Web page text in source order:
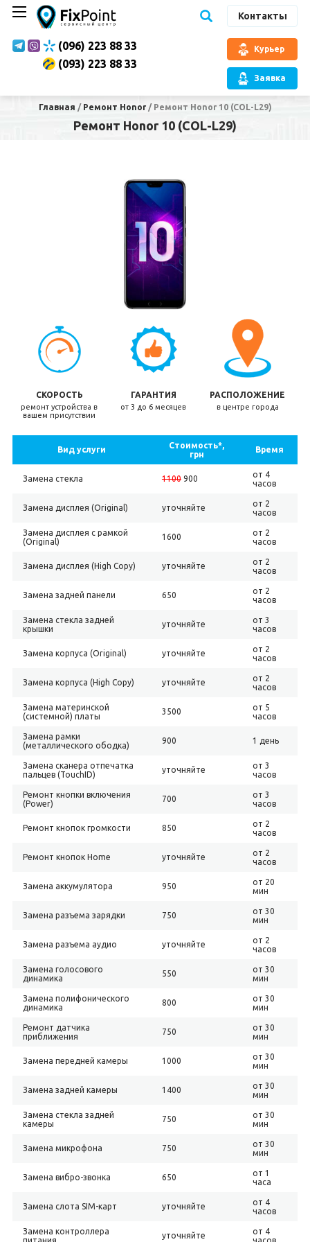
Контакты
(096) 223 88 33
(093) 223 88 33
Курьер
Заявка
Главная / Ремонт Honor/ Ремонт Honor 10 (COL-L29)
Ремонт Honor 10 (COL-L29)
СКОРОСТЬ
ремонт устройства в
вашем присутствии
ГАРАНТИЯ
от 3 до 6 месяцев
РАСПОЛОЖЕНИЕ
в центре города
Вид услуги
Стоимость*,
грн
Время
Замена стекла 1100900
от 4
часов
Замена дисплея (Original) уточняйте
от 2
часов
Замена дисплея с рамкой
(Original)
1600
от 2
часов
Замена дисплея (High Copy) уточняйте
от 2
часов
Замена задней панели 650
от 2
часов
Замена стекла задней
крышки
уточняйте
от 3
часов
Замена корпуса (Original) уточняйте
от 2
часов
Замена корпуса (High Copy) уточняйте
от 2
часов
Замена материнской
(системной) платы
3500
от 5
часов
Замена рамки
(металлического ободка)
900 1 день
Замена сканера отпечатка
пальцев (TouchID)
уточняйте
от 3
часов
Ремонт кнопки включения
(Power)
700
от 3
часов
Ремонт кнопок громкости 850
от 2
часов
Ремонт кнопок Home уточняйте
от 2
часов
Замена аккумулятора 950
от 20
мин
Замена разъема зарядки 750
от 30
мин
Замена разъема аудио уточняйте
от 2
часов
Замена голосового
динамика
550
от 30
мин
Замена полифонического
динамика
800
от 30
мин
Ремонт датчика
приближения
750
от 30
мин
Замена передней камеры 1000
от 30
мин
Замена задней камеры 1400
от 30
мин
Замена стекла задней
камеры
750
от 30
мин
Замена микрофона 750
от 30
мин
Замена вибро-звонка 650
от 1
часа
Замена слота SIM-карт уточняйте
от 4
часов
Замена контроллера
уточняйте
от 4